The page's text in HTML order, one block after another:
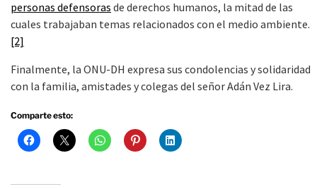
personas defensoras de derechos humanos, la mitad de las
cuales trabajaban temas relacionados con el medio ambiente.
[2]
Finalmente, la ONU-DH expresa sus condolencias y solidaridad
con la familia, amistades y colegas del señor Adán Vez Lira.
Comparte esto: